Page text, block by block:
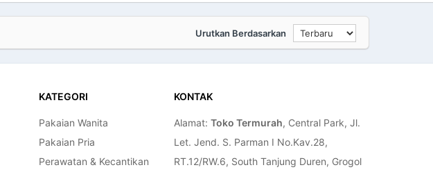
Urutkan Berdasarkan
KATEGORI
Pakaian Wanita
Pakaian Pria
Perawatan & Kecantikan
KONTAK
Alamat: Toko Termurah, Central Park, Jl.
Let. Jend. S. Parman I No.Kav.28,
RT.12/RW.6, South Tanjung Duren, Grogol